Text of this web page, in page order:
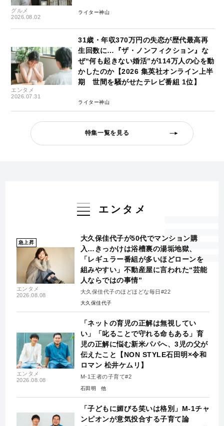
グルメ
2026.08.02
ライター神山
エンタメ
2026.07.31
31歳・年収370万円の失恋が歴代最高再
生回数に…『ザ・ノンフィクション』な
ぜ“何も起きない婚活”が114万人の心を動
かしたのか【2026 集英社オンライン上半
期 世間を騒がせたテレビ番組 1位】
ライター神山
特集一覧を見る
エンタメ
急上昇
エンタメ
2026.08.08
大久保佳代子が50代でマンション購
入…きっかけは浴槽裏の湯垢地獄、
「レギュラー番組が多いほどローンを
組みやすい」不動産屋に言われた“芸能
人ならではの事情”
大久保佳代子のほどほどな毎日#22
大久保佳代子
エンタメ
2026.08.08
「ネットの育児の正解は無視してい
い」「叱ることで守れる命もある」育
児の正解に悩む新米パパへ、3児の父が
伝えたこと【NON STYLE石田明×令和
ロマン 松井ケムリ】
M-1王者の子育て#2
石田明
「子どもに媚びる笑いは格別」M-1チャ
ンピオンが意気投合する子育て論